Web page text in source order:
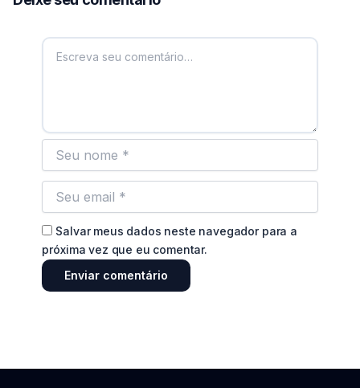
Salvar meus dados neste navegador para a
próxima vez que eu comentar.